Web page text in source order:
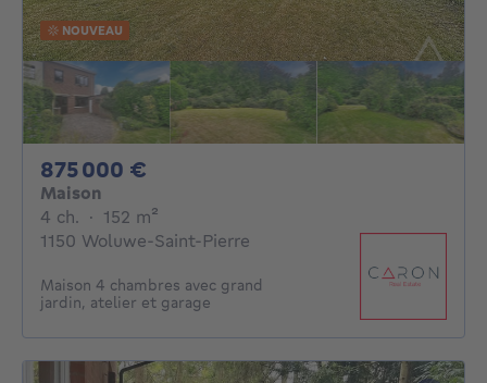
NOUVEAU
875 000 €
Maison
4 ch. 4 chambres
· 152 m²
1150 Woluwe-Saint-Pierre
Maison 4 chambres avec grand
jardin, atelier et garage